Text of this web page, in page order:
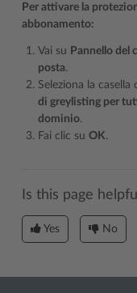
Per attivare la
abbonamento:
Vai su Pannello del
posta.
Seleziona la casella
di greylisting per
dominio.
Fai clic su OK.
Is this page
Yes No